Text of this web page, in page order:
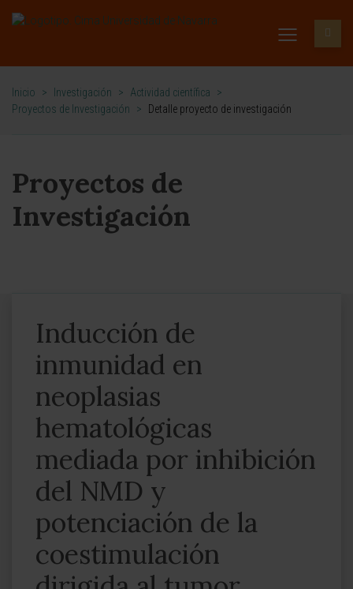
Inicio > Investigación > Actividad científica
>
Proyectos de Investigación
> Detalle proyecto de investigación
Proyectos de
Investigación
Inducción de
inmunidad en
neoplasias
hematológicas
mediada por inhibición
del NMD y
potenciación de la
coestimulación